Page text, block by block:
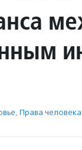
, Права человека